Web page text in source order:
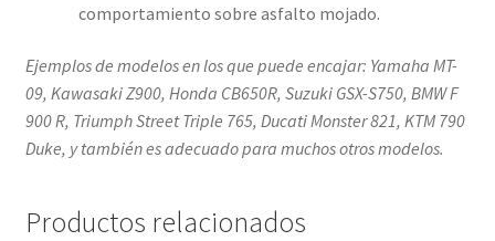
comportamiento sobre asfalto mojado.
Ejemplos de modelos en los que puede encajar: Yamaha MT-
09, Kawasaki Z900, Honda CB650R, Suzuki GSX-S750, BMW F
900 R, Triumph Street Triple 765, Ducati Monster 821, KTM 790
Duke, y también es adecuado para muchos otros modelos.
Productos relacionados